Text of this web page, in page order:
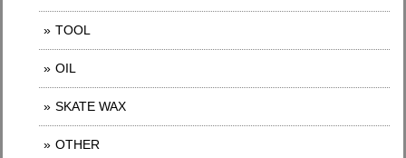
TOOL
OIL
SKATE WAX
OTHER